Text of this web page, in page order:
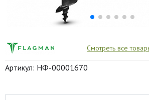
Смотреть все
Артикул: НФ-00001670